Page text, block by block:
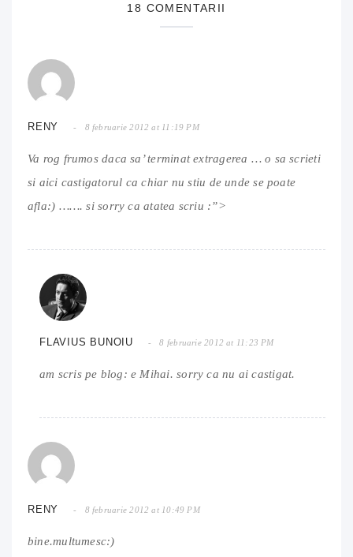
18 COMENTARII
RENY 8 februarie 2012 at 11:19 PM
Va rog frumos daca sa’ terminat extragerea … o sa scrieti
si aici castigatorul ca chiar nu stiu de unde se poate
afla:) ……. si sorry ca atatea scriu :”>
FLAVIUS BUNOIU 8 februarie 2012 at 11:23 PM
am scris pe blog: e Mihai. sorry ca nu ai castigat.
RENY 8 februarie 2012 at 10:49 PM
bine.multumesc:)